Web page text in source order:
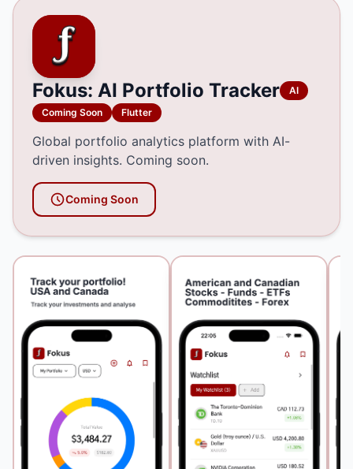
Fokus: AI Portfolio Tracker
AI
Coming Soon
Flutter
Global portfolio analytics platform with AI-
driven insights. Coming soon.
Coming Soon